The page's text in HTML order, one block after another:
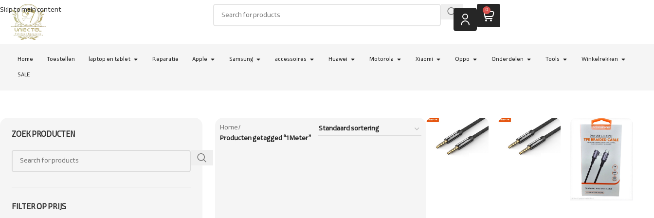
Skip to main content 0
Home Toestellen laptop en tablet Reparatie Apple Samsung accessoires Huawei Motorola Xiaomi Oppo Onderdelen Tools
Winkelrekken
SALE
ZOEK PRODUCTEN
FILTER OP PRIJS
Home/
Producten getagged “1 Meter”